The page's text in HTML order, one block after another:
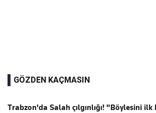
GÖZDEN KAÇMASIN
Trabzon'da Salah çılgınlığı! "Böylesini ilk